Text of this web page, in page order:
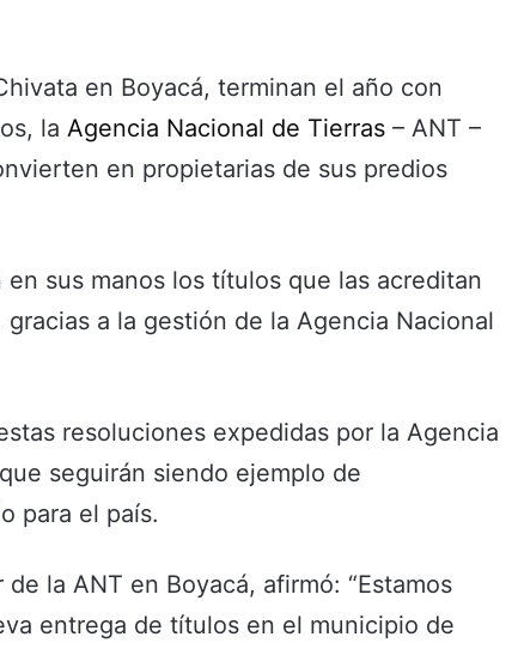
en Boyacá, terminan el año con
la Agencia Nacional de Tierras – ANT –
en propietarias de sus predios
sus manos los títulos que las acreditan
a la gestión de la Agencia Nacional
resoluciones expedidas por la Agencia
seguirán siendo ejemplo de
para el país.
la ANT en Boyacá, afirmó: “Estamos
entrega de títulos en el municipio de